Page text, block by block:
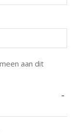
aan dit
-